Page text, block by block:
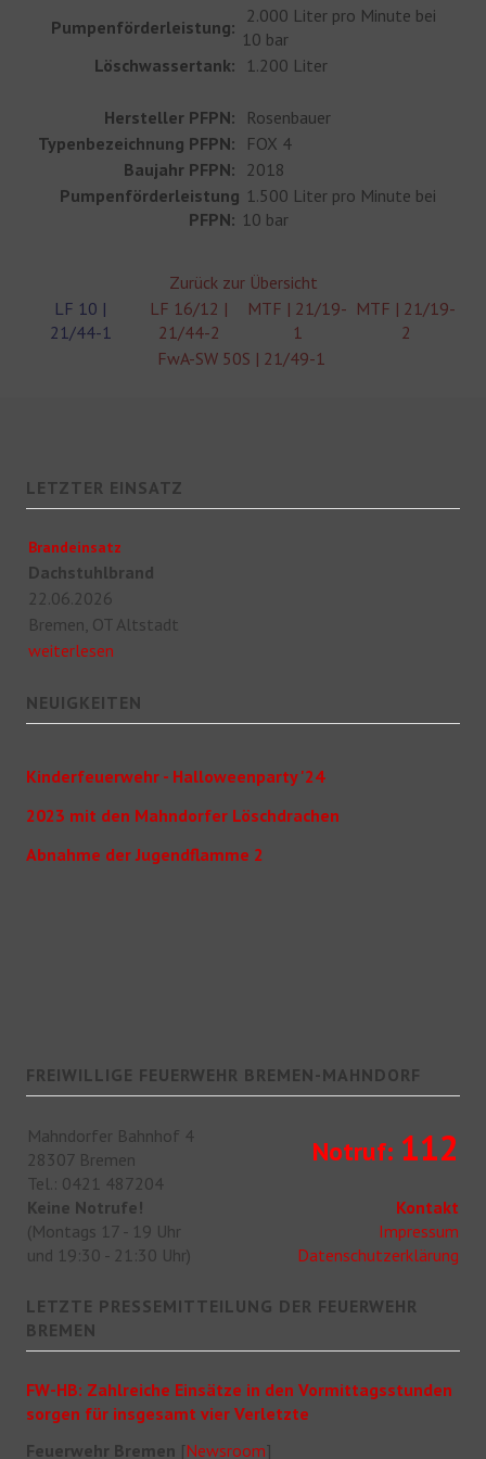
Pumpenförderleistung:
2.000 Liter pro Minute bei
10 bar
Löschwassertank:
1.200 Liter
Hersteller PFPN:
Rosenbauer
Typenbezeichnung PFPN:
FOX 4
Baujahr PFPN:
2018
Pumpenförderleistung
PFPN:
1.500 Liter pro Minute bei
10 bar
Zurück zur Übersicht
LF 10 |
21/44-1
LF 16/12 |
21/44-2
MTF | 21/19-
1
MTF | 21/19-
2
FwA-SW 50S | 21/49-1
LETZTER EINSATZ
Brandeinsatz
Dachstuhlbrand
22.06.2026
Bremen, OT Altstadt
weiterlesen
NEUIGKEITEN
Kinderfeuerwehr - Halloweenparty '24
2023 mit den Mahndorfer Löschdrachen
Abnahme der Jugendflamme 2
FREIWILLIGE FEUERWEHR BREMEN-MAHNDORF
Mahndorfer Bahnhof 4
28307 Bremen
Tel.: 0421 487204
Keine Notrufe!
(Montags 17 - 19 Uhr
und 19:30 - 21:30 Uhr)
Notruf: 112
Kontakt
Impressum
Datenschutzerklärung
LETZTE PRESSEMITTEILUNG DER FEUERWEHR
BREMEN
FW-HB: Zahlreiche Einsätze in den Vormittagsstunden
sorgen für insgesamt vier Verletzte
Feuerwehr Bremen [Newsroom]